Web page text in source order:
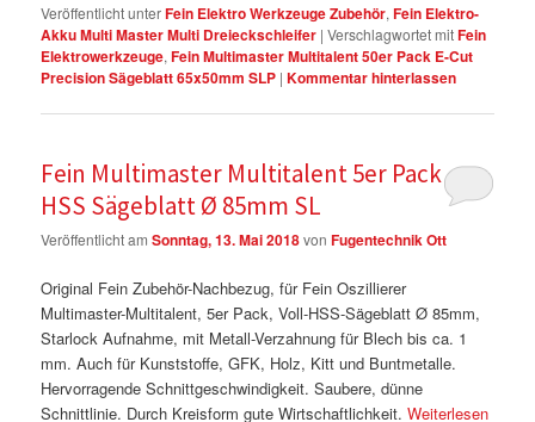
Veröffentlicht unterFein Elektro Werkzeuge Zubehör,Fein Elektro-
Akku Multi Master Multi Dreieckschleifer |Verschlagwortet mitFein
Elektrowerkzeuge,Fein Multimaster Multitalent 50er Pack E-Cut
Precision Sägeblatt 65x50mm SLP |Kommentar hinterlassen
Fein Multimaster Multitalent 5er Pack Voll
HSS Sägeblatt Ø 85mm SL
Veröffentlicht amSonntag, 13. Mai 2018vonFugentechnik Ott
Original Fein Zubehör-Nachbezug, für Fein Oszillierer
Multimaster-Multitalent, 5er Pack, Voll-HSS-Sägeblatt Ø 85mm,
Starlock Aufnahme, mit Metall-Verzahnung für Blech bis ca. 1
mm. Auch für Kunststoffe, GFK, Holz, Kitt und Buntmetalle.
Hervorragende Schnittgeschwindigkeit. Saubere, dünne
Schnittlinie. Durch Kreisform gute Wirtschaftlichkeit.Weiterlesen